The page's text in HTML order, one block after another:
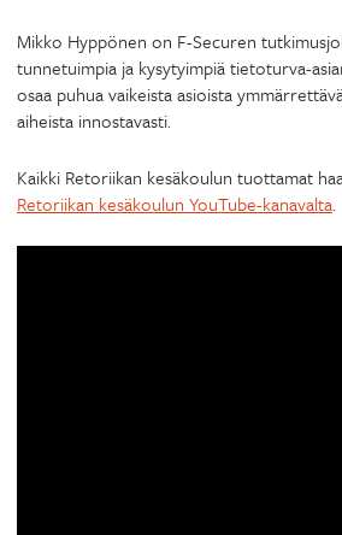
Mikko Hyppönen on F-Securen
tunnetuimpia ja kysytyimpiä tietoturva-
osaa puhua vaikeista asioista
aiheista innostavasti.
Kaikki Retoriikan kesäkoulun tuottamat
Retoriikan kesäkoulun YouTube-kanavalta.